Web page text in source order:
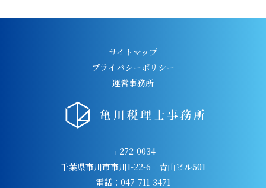
サイトマップ
プライバシーポリシー
運営事務所
〒272-0034
千葉県市川市市川1-22-6 青山ビル501
電話：047-711-3471